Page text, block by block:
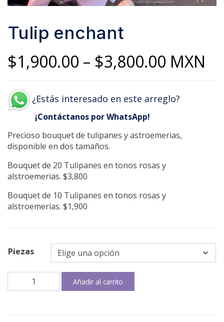
Tulip enchant
$1,900.00 – $3,800.00 Price
MXN
¿Estás interesado en este arreglo?
¡Contáctanos por WhatsApp!
Precioso bouquet de tulipanes y astroemerias,
disponible en dos tamaños.
Bouquet de 20 Tulipanes en tonos rosas y
alstroemerias. $3,800
Bouquet de 10 Tulipanes en tonos rosas y
alstroemerias. $1,900
Piezas
enchant
Añadir al carrito